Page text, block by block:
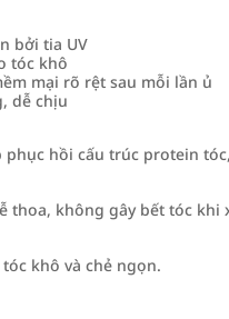
bởi tia UV
tóc khô
mại rõ rệt sau mỗi lần ủ
dễ chịu
phục hồi cấu trúc protein
thoa, không gây bết tóc
khô và chẻ ngọn.